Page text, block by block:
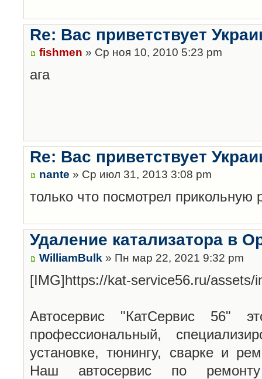
Re: Вас приветствует
fishmen » Ср ноя 10, 2010 5:23 pm
ага
Re: Вас приветствует
nante » Ср июл 31, 2013 3:08 pm
только что посмотрел прикольную
Удаление катализатора в
WilliamBulk » Пн мар 22, 2021 9:32 pm
[IMG]https://kat-service56.ru/assets/
Автосервис "КатСервис 56"
профессиональный,
установке, тюнингу, сварке и
Наш автосервис по